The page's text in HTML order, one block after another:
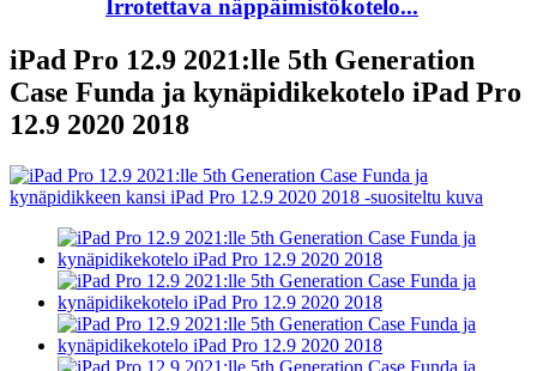
Irrotettava näppäimistökotelo...
iPad Pro 12.9 2021:lle 5th Generation
Case Funda ja kynäpidikekotelo iPad Pro
12.9 2020 2018